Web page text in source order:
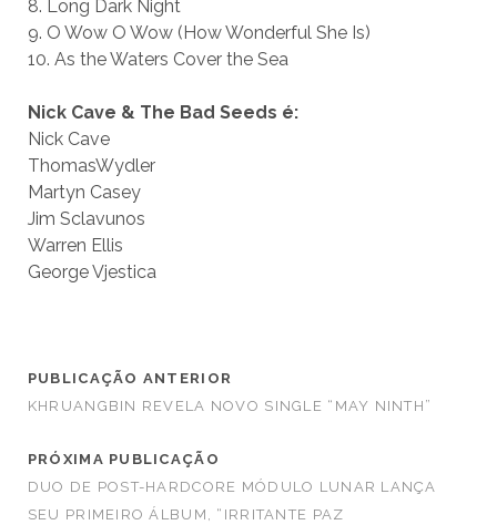
8. Long Dark Night
9. O Wow O Wow (How Wonderful She Is)
10. As the Waters Cover the Sea
Nick Cave & The Bad Seeds é:
Nick Cave
ThomasWydler
Martyn Casey
Jim Sclavunos
Warren Ellis
George Vjestica
PUBLICAÇÃO ANTERIOR
KHRUANGBIN REVELA NOVO SINGLE “MAY NINTH”
PRÓXIMA PUBLICAÇÃO
DUO DE POST-HARDCORE MÓDULO LUNAR LANÇA
SEU PRIMEIRO ÁLBUM, “IRRITANTE PAZ